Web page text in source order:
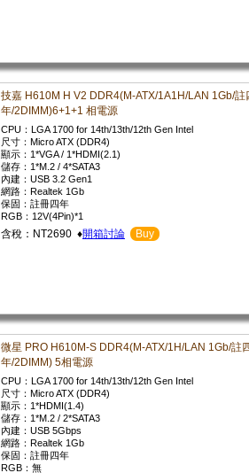
技嘉 H610M H V2 DDR4(M-ATX/1A1H/LAN 1Gb/註
年/2DIMM)6+1+1 相電源
CPU：LGA 1700 for 14th/13th/12th Gen Intel
尺寸：Micro ATX (DDR4)
顯示：1*VGA / 1*HDMI(2.1)
儲存：1*M.2 / 4*SATA3
內建：USB 3.2 Gen1
網路：Realtek 1Gb
保固：註冊四年
RGB：12V(4Pin)*1
含稅：NT2690 ♦開箱討論 Buy
微星 PRO H610M-S DDR4(M-ATX/1H/LAN 1Gb/註
年/2DIMM) 5相電源
CPU：LGA 1700 for 14th/13th/12th Gen Intel
尺寸：Micro ATX (DDR4)
顯示：1*HDMI(1.4)
儲存：1*M.2 / 2*SATA3
內建：USB 5Gbps
網路：Realtek 1Gb
保固：註冊四年
RGB：無